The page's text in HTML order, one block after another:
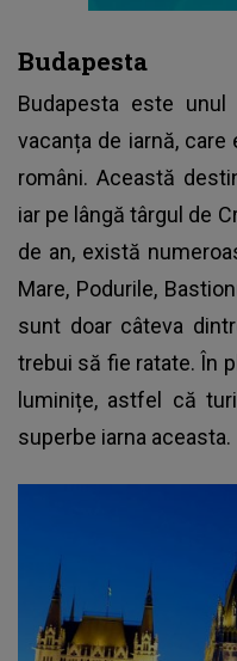
Budapesta
Budapesta este
vacanța de iarnă,
români. Această
iar pe lângă târgul de
de an, există
Mare, Podurile,
sunt doar câteva
trebui să fie ratate. În
luminițe, astfel că
superbe iarna aceasta.